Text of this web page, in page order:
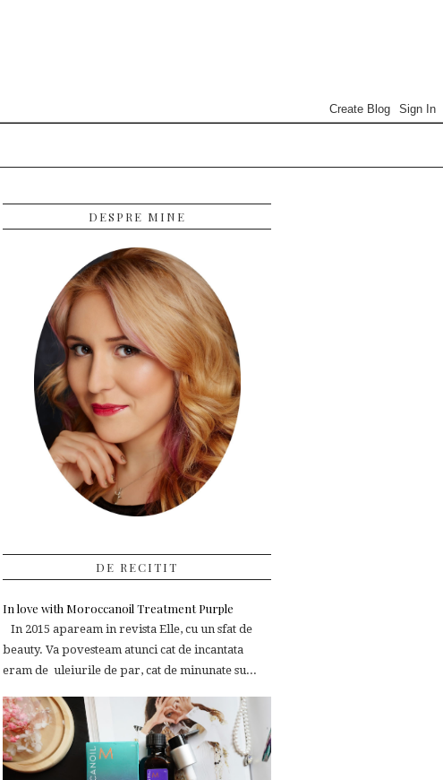
DESPRE MINE
DE RECITIT
In love with Moroccanoil Treatment Purple
In 2015 apaream in revista Elle, cu un sfat de
beauty. Va povesteam atunci cat de incantata
eram de uleiurile de par, cat de minunate su...